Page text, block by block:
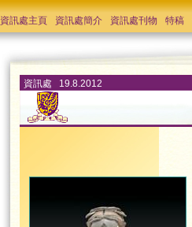
資訊處主頁 資訊處簡介 資訊處刊物 特稿
資訊處 19.8.2012